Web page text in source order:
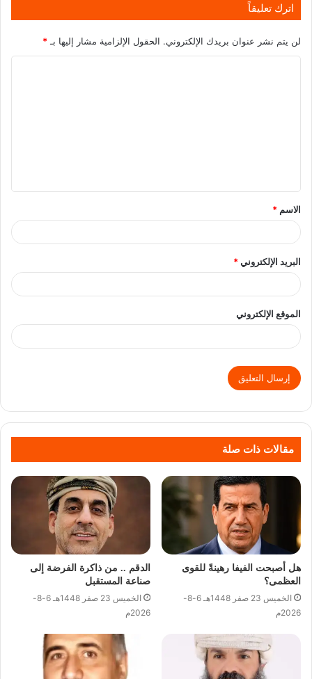
اترك تعليقاً
لن يتم نشر عنوان بريدك الإلكتروني. الحقول الإلزامية مشار إليها بـ*
الاسم *
البريد الإلكتروني*
الموقع الإلكتروني
مقالات ذات صلة
هل أصبحت الفيفا رهينةً للقوى
العظمى؟
الخميس 23 صفر 1448هـ 6-8-
2026م
الدقم .. من ذاكرة الفرضة إلى
صناعة المستقبل
الخميس 23 صفر 1448هـ 6-8-
2026م